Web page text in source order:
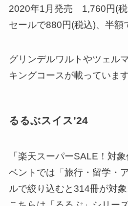
2020年1月発売 1,760円(
セールで880円(税込)、半額
グリンデルワルトやツェル
キングコースが載っています
るるぶスイス’24
「楽天スーパーSALE！対
ベントでは「旅行・留学・
ルで絞り込むと314冊が対象